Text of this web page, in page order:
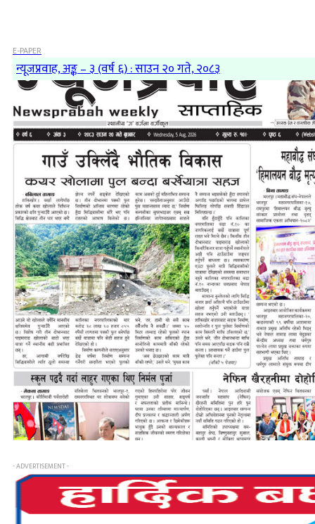
E-PAPER
न्यूजप्रवाह, अङ्क – ३ (वर्ष ६) : साउन २० गते, २०८३
- ADVERTISEMENT -